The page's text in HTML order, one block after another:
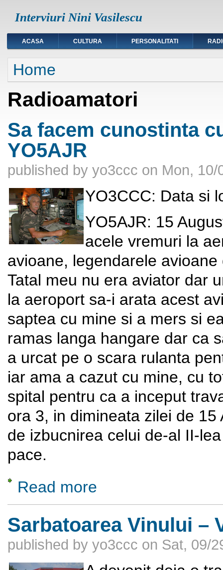
Interviuri Nini Vasilescu
ACASA CULTURA PERSONALITATI
You are here
Home
Radioamatori
Sa facem cunostinta
YO5AJR
published by yo3ccc on Mon, 10/
YO3CCC: Data si
YO5AJR: 15
acele vremuri la
avioane, legendarele
Tatal meu nu era aviator dar
la aeroport sa-i arata acest
saptea cu mine si a mers si
ramas langa hangare dar ca
a urcat pe o scara rulanta
iar ama a cazut cu mine, cu
spital pentru ca a inceput
ora 3, in dimineata zilei de
de izbucnirea celui de-al II-
pace.
Read more
Sarbatoarea Vinului –
published by yo3ccc on Sat, 09/